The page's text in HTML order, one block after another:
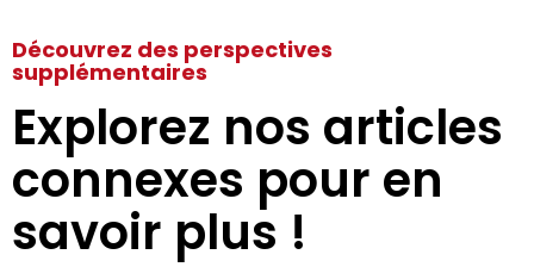
Découvrez des perspectives
supplémentaires
Explorez nos articles
connexes pour en
savoir plus !